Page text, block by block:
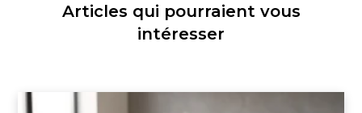
Articles qui pourraient vous
intéresser